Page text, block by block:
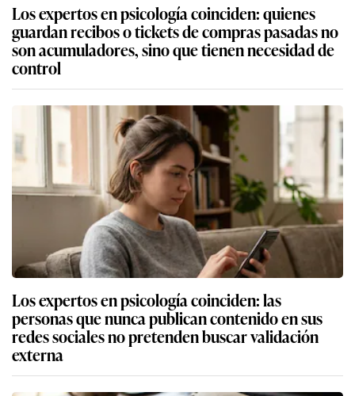
Los expertos en psicología coinciden: quienes
guardan recibos o tickets de compras pasadas no
son acumuladores, sino que tienen necesidad de
control
Los expertos en psicología coinciden: las
personas que nunca publican contenido en sus
redes sociales no pretenden buscar validación
externa